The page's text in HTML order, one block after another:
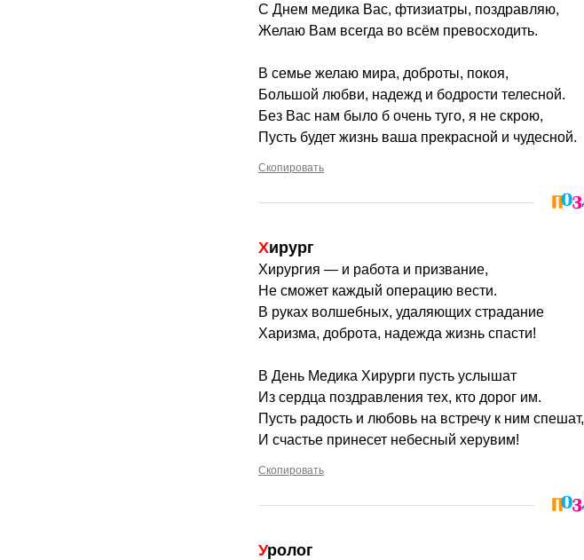
С Днем медика Вас, фтизиатры, поздравляю,
Желаю Вам всегда во всём превосходить.
В семье желаю мира, доброты, покоя,
Большой любви, надежд и бодрости телесной.
Без Вас нам было б очень туго, я не скрою,
Пусть будет жизнь ваша прекрасной и чудесной.
Скопировать
Хирург
Хирургия — и работа и призвание,
Не сможет каждый операцию вести.
В руках волшебных, удаляющих страдание
Харизма, доброта, надежда жизнь спасти!
В День Медика Хирурги пусть услышат
Из сердца поздравления тех, кто дорог им.
Пусть радость и любовь на встречу к ним спешат,
И счастье принесет небесный херувим!
Скопировать
Уролог